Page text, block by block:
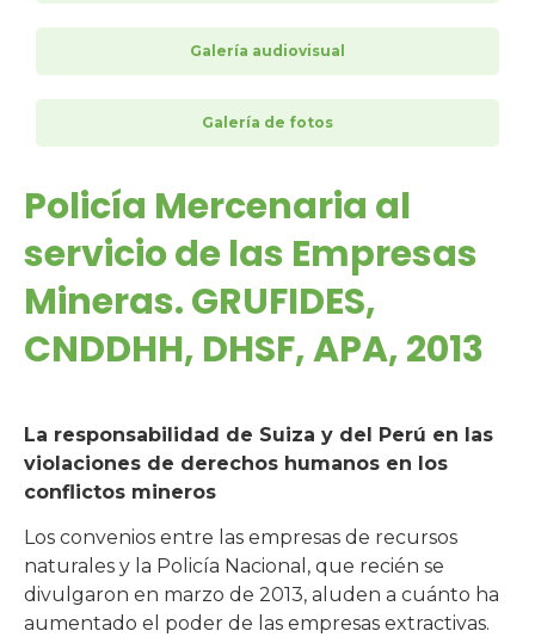
Galería audiovisual
Galería de fotos
Policía Mercenaria al
servicio de las Empresas
Mineras. GRUFIDES,
CNDDHH, DHSF, APA, 2013
La responsabilidad de Suiza y del Perú en las
violaciones de derechos humanos en los
conflictos mineros
Los convenios entre las empresas de recursos
naturales y la Policía Nacional, que recién se
divulgaron en marzo de 2013, aluden a cuánto ha
aumentado el poder de las empresas extractivas.